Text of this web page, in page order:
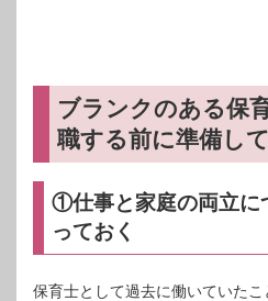
ブランクのある保
職する前に準備し
①仕事と家庭の両立に
っておく
保育士として過去に働いていた